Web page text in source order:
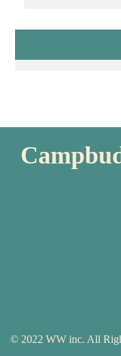
© 2022 WW inc. All